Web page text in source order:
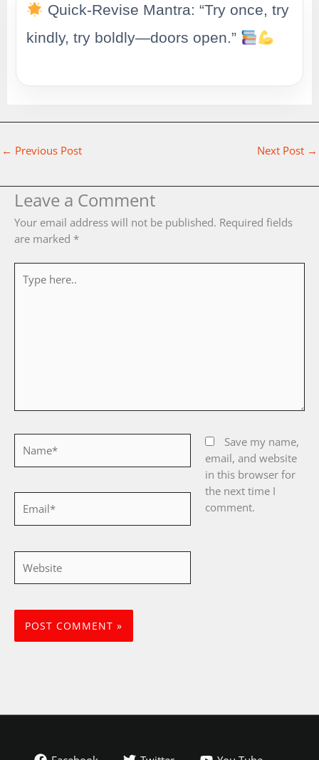
Quick-Revise Mantra: “Try once, try
kindly, try boldly—doors open.”
← Previous Post Next Post →
Leave a Comment
Your email address will not be published. Required fields
are marked *
here..
Save my name,
email, and website
in this browser for
the next time I
comment.